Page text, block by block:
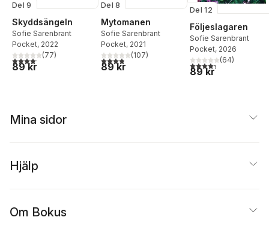
Del 9
Skyddsängeln
Sofie Sarenbrant
Pocket, 2022
4,1utav 5 stjärnor. Totalt antal röster:
(77)
89 kr
Del 8
Mytomanen
Sofie Sarenbrant
Pocket, 2021
3,9utav 5 stjärnor. Totalt antal röster:
(107)
89 kr
Del 12
Följeslagaren
Sofie Sarenbrant
Pocket, 2026
4,3utav 5 stjärnor.
(64)
89 kr
Mina sidor
Hjälp
Om Bokus